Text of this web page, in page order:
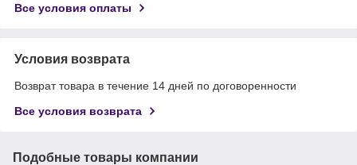
Все условия оплаты
Условия возврата
Возврат товара в течение 14 дней по договоренности
Все условия возврата
Подобные товары компании